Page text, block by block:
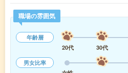
職場の雰囲気
年齢層
20代
30代
男女比率